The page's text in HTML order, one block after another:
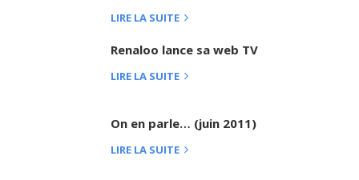
LIRE LA SUITE
Renaloo lance sa web TV
LIRE LA SUITE
On en parle… (juin 2011)
LIRE LA SUITE